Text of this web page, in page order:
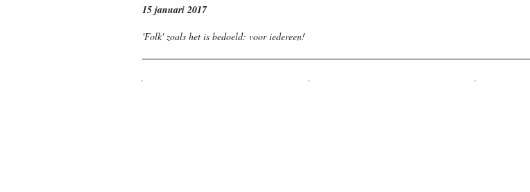
15 januari 2017
'Folk' zoals het is bedoeld: voor iedereen!